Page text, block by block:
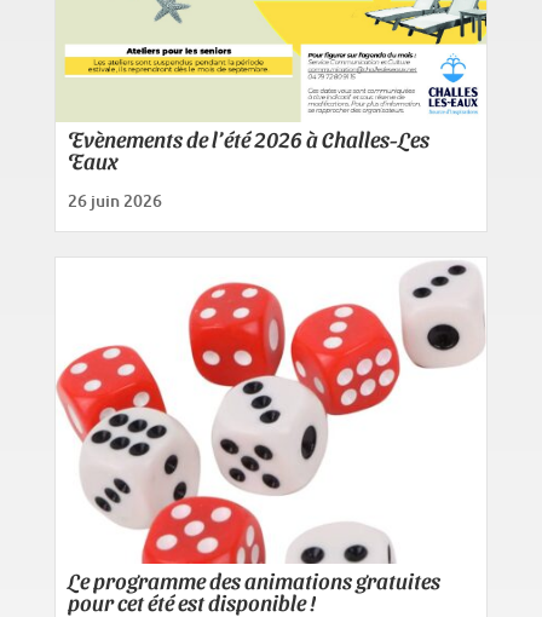
Evènements de l’été 2026 à Challes-Les
Eaux
26 juin 2026
Le programme des animations gratuites
pour cet été est disponible !